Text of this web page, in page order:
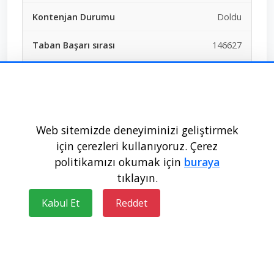
Doldu
146627
Devlet
İktisadi ve İdari Bilimler
Siyaset Bilimi ve Kamu Yönetimi
Web sitemizde deneyiminizi geliştirmek
için çerezleri kullanıyoruz. Çerez
politikamızı okumak için buraya
tıklayın.
Kabul Et Reddet